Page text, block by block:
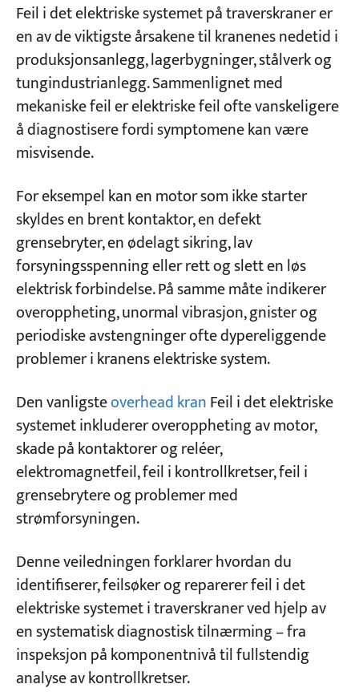
Prosjekter
Nyheter
Om oss
Kontakt oss
systemet til traverskraner
1. Feil på vekselstrømsmotorer
2. Feil på AC-elektromagneter
3. Feil på AC-kontaktor og relé
4. Feil på hydrauliske elektromagneter
(thrustere)
Del 2: Feil i kontroll- og kretssystem
1. Beskyttelsesboksens knivbryter lukket →
Styrekretssikring går
2. Overstrømsreléet utløses når kontrolleren
er aktivert
3. Hovedkontaktoren kobles inn →
Innkommende sikring går
4. Kontrolleren er aktivert, men motoren
roterer ikke
5. Kontroller aktivert → Motoren går kun i én
retning
6. Grensebryter aktivert →
Hovedkontaktoren utløses ikke
7. Kontrolleren er satt tilbake til Av →
Hovedkontaktoren slipper ikke
8. Kontrollerhåndtaket sitter fast under drift
9. Generatoren starter ikke (for kran med
innebygd generatorsett)
10. Strømbrudd, men beskyttelsesboksens
Feil i det elektriske systemet på traverskraner er
en av de viktigste årsakene til kranenes nedetid i
produksjonsanlegg, lagerbygninger, stålverk og
tungindustrianlegg. Sammenlignet med
mekaniske feil er elektriske feil ofte vanskeligere
å diagnostisere fordi symptomene kan være
misvisende.
For eksempel kan en motor som ikke starter
skyldes en brent kontaktor, en defekt
grensebryter, en ødelagt sikring, lav
forsyningsspenning eller rett og slett en løs
elektrisk forbindelse. På samme måte indikerer
overoppheting, unormal vibrasjon, gnister og
periodiske avstengninger ofte dypereliggende
problemer i kranens elektriske system.
Den vanligsteoverhead kranFeil i det elektriske
systemet inkluderer overoppheting av motor,
skade på kontaktorer og reléer,
elektromagnetfeil, feil i kontrollkretser, feil i
grensebrytere og problemer med
strømforsyningen.
Denne veiledningen forklarer hvordan du
identifiserer, feilsøker og reparerer feil i det
elektriske systemet i traverskraner ved hjelp av
en systematisk diagnostisk tilnærming – fra
inspeksjon på komponentnivå til fullstendig
analyse av kontrollkretser.